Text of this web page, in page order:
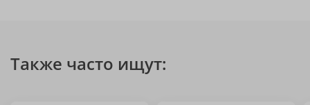
Также часто ищут: